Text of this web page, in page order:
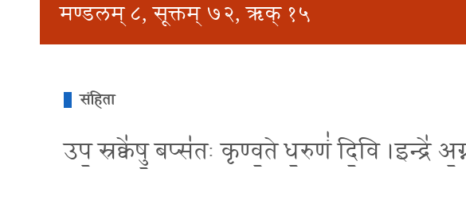
मण्डलम् ८, सूक्तम् ७२, ऋक् १५
संहिता
उप॒ स्रक्वे॑षु॒ बप्स॑तः कृण्व॒ते ध॒रुणं॑ दि॒वि ।इन्द्रे॑